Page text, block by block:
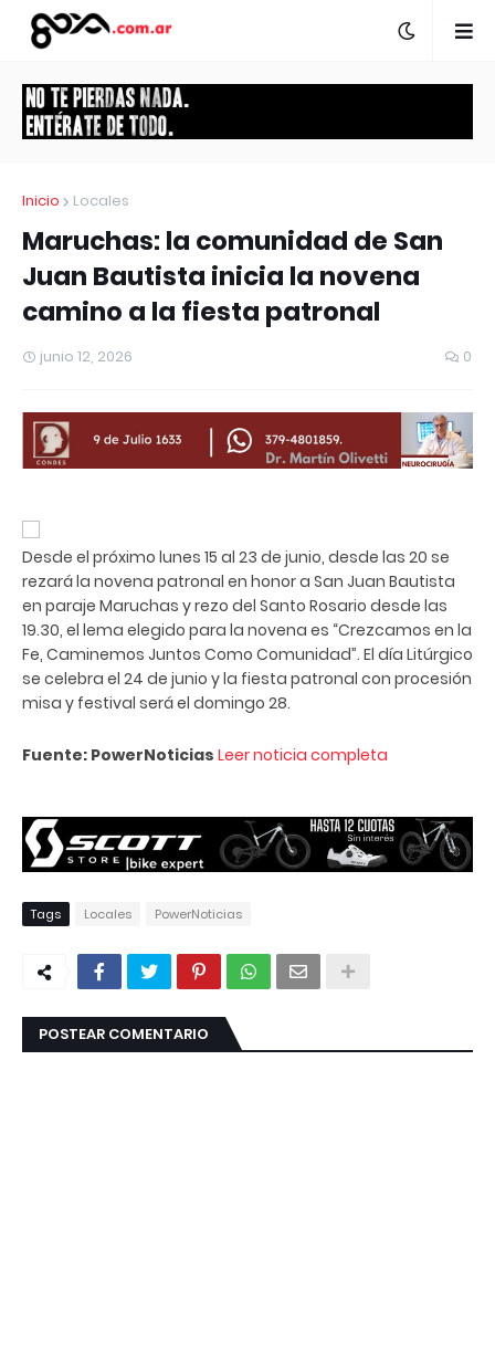
Inicio Locales
Maruchas: la comunidad de San
Juan Bautista inicia la novena
camino a la fiesta patronal
junio 12, 2026 0
Desde el próximo lunes 15 al 23 de junio, desde las 20 se
rezará la novena patronal en honor a San Juan Bautista
en paraje Maruchas y rezo del Santo Rosario desde las
19.30, el lema elegido para la novena es “Crezcamos en la
Fe, Caminemos Juntos Como Comunidad”. El día Litúrgico
se celebra el 24 de junio y la fiesta patronal con procesión
misa y festival será el domingo 28.
Fuente: PowerNoticias Leer noticia completa
Tags Locales PowerNoticias
POSTEAR COMENTARIO